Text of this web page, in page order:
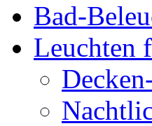
Bad-
Leuchten